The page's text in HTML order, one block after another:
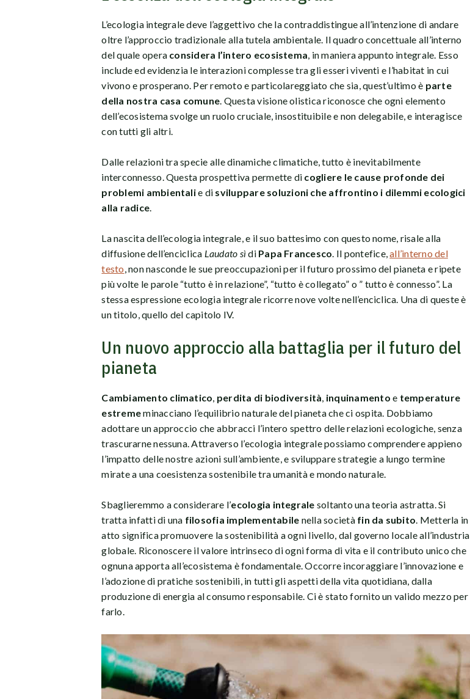
L’ecologia integrale deve l’aggettivo che la contraddistingue all’intenzione di andare
oltre l’approccio tradizionale alla tutela ambientale. Il quadro concettuale all’interno
del quale opera considera l’intero ecosistema , in maniera appunto integrale. Esso
include ed evidenzia le interazioni complesse tra gli esseri viventi e l’habitat in cui
vivono e prosperano. Per remoto e particolareggiato che sia, quest’ultimo è parte
della nostra casa comune . Questa visione olistica riconosce che ogni elemento
dell’ecosistema svolge un ruolo cruciale, insostituibile e non delegabile, e interagisce
con tutti gli altri.
Dalle relazioni tra specie alle dinamiche climatiche, tutto è inevitabilmente
interconnesso. Questa prospettiva permette di cogliere le cause profonde dei
problemi ambientalie di sviluppare soluzioni che affrontino i dilemmi ecologici
alla radice
La nascita dell’ecologia integrale, e il suo battesimo con questo nome, risale alla
diffusione dell’enciclica Laudato sì di Papa Francesco . Il pontefice,all’interno del
testo , non nasconde le sue preoccupazioni per il futuro prossimo del pianeta e ripete
più volte le parole “tutto è in relazione”, “tutto è collegato” o ” tutto è connesso”. La
stessa espressione ecologia integrale ricorre nove volte nell’enciclica. Una di queste è
un titolo, quello del capitolo IV.
Un nuovo approccio alla battaglia per il futuro del
pianeta
Cambiamento climatico perdita di biodiversità inquinamento e temperature
estrememinacciano l’equilibrio naturale del pianeta che ci ospita. Dobbiamo
adottare un approccio che abbracci l’intero spettro delle relazioni ecologiche, senza
trascurarne nessuna. Attraverso l’ecologia integrale possiamo comprendere appieno
l’impatto delle nostre azioni sull’ambiente, e sviluppare strategie a lungo termine
mirate a una coesistenza sostenibile tra umanità e mondo naturale.
Sbaglieremmo a considerare l’ecologia integrale soltanto una teoria astratta. Si
tratta infatti di una filosofia implementabile nella società fin da subito . Metterla in
atto significa promuovere la sostenibilità a ogni livello, dal governo locale all’industria
globale. Riconoscere il valore intrinseco di ogni forma di vita e il contributo unico che
ognuna apporta all’ecosistema è fondamentale. Occorre incoraggiare l’innovazione e
l’adozione di pratiche sostenibili, in tutti gli aspetti della vita quotidiana, dalla
produzione di energia al consumo responsabile. Ci è stato fornito un valido mezzo per
farlo.